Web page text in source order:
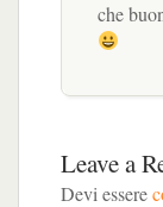
che
Leave a
Devi essere